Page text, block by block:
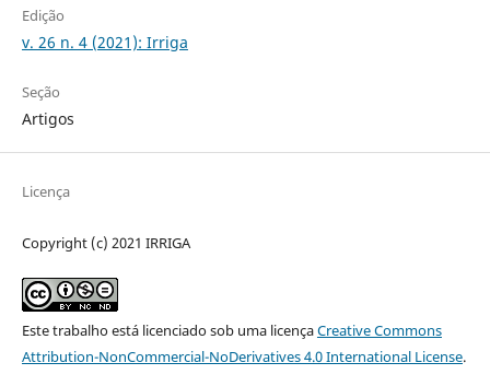
Edição
v. 26 n. 4 (2021): Irriga
Seção
Artigos
Licença
Copyright (c) 2021 IRRIGA
Este trabalho está licenciado sob uma licençaCreative Commons
Attribution-NonCommercial-NoDerivatives 4.0 International License.